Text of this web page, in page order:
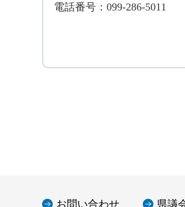
電話番号：099-286-5011
お問い合わせ 県議